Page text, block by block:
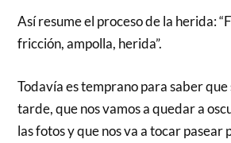
Así resume el proceso de la herida:
fricción, ampolla, herida”.
Todavía es temprano para saber que
tarde, que nos vamos a quedar a
las fotos y que nos va a tocar pasear